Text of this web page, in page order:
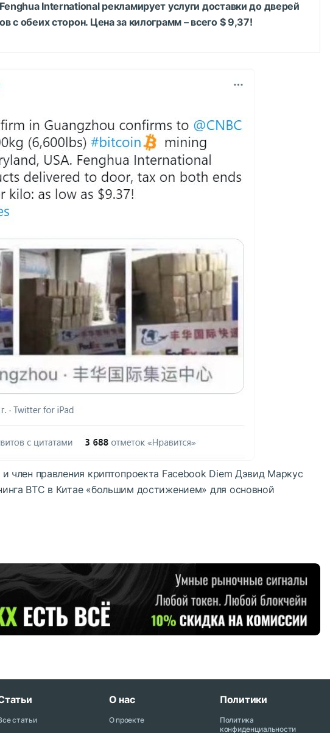
International рекламирует услуги доставки до дверей
с обеих сторон. Цена за килограмм – всего $ 9,37!
член правления криптопроекта Facebook Diem Дэвид Маркус
BTC в Китае «большим достижением» для основной
статьи
О нас
О проекте
Политики
Политика
конфиденциальности